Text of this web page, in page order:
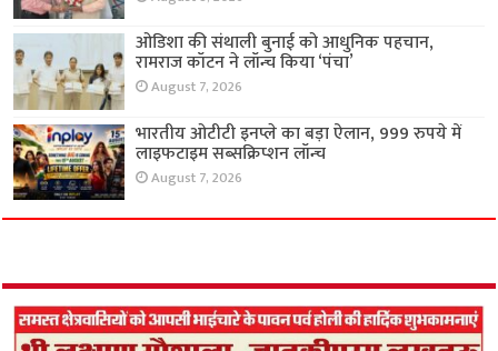
ओडिशा की संथाली बुनाई को आधुनिक पहचान,
रामराज कॉटन ने लॉन्च किया ‘पंचा’
August 7, 2026
भारतीय ओटीटी इनप्ले का बड़ा ऐलान, 999 रुपये में
लाइफटाइम सब्सक्रिप्शन लॉन्च
August 7, 2026